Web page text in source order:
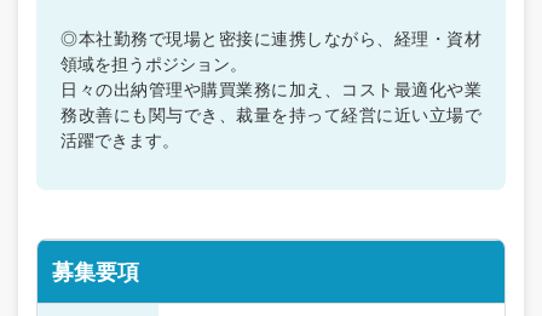
◎本社勤務で現場と密接に連携しながら、経理・資材
領域を担うポジション。
日々の出納管理や購買業務に加え、コスト最適化や業
務改善にも関与でき、裁量を持って経営に近い立場で
活躍できます。
募集要項